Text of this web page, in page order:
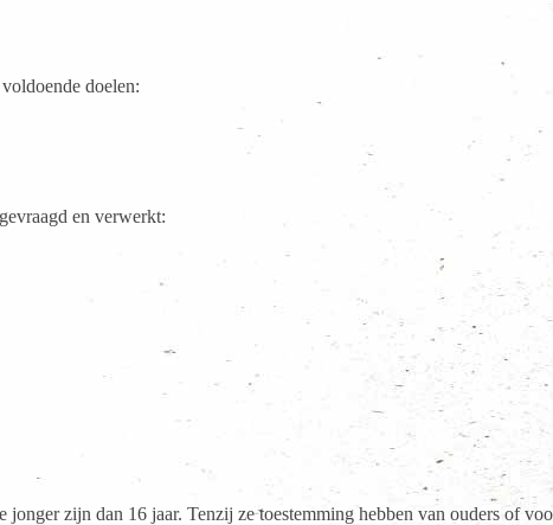
doelen:
en verwerkt:
zijn dan 16 jaar. Tenzij ze toestemming hebben van ouders of